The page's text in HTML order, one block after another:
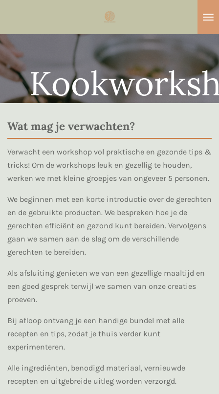
hoofdinhoud
Wat mag je verwachten?
Verwacht een workshop vol praktische en gezonde tips &
tricks! Om de workshops leuk en gezellig te houden,
werken we met kleine groepjes van ongeveer 5 personen.
We beginnen met een korte introductie over de gerechten
en de gebruikte producten. We bespreken hoe je de
gerechten efficiënt en gezond kunt bereiden. Vervolgens
gaan we samen aan de slag om de verschillende
gerechten te bereiden.
Als afsluiting genieten we van een gezellige maaltijd en
een goed gesprek terwijl we samen van onze creaties
proeven.
Bij afloop ontvang je een handige bundel met alle
recepten en tips, zodat je thuis verder kunt
experimenteren.
Alle ingrediënten, benodigd materiaal, vernieuwde
recepten en uitgebreide uitleg worden verzorgd.